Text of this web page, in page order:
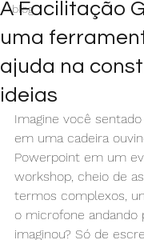
blog
A Facilitação
uma
ajuda na
ideias
Imagine você
em uma cadeira
Powerpoint em um
workshop, cheio de
termos complexos,
o microfone andando
imaginou? Só de